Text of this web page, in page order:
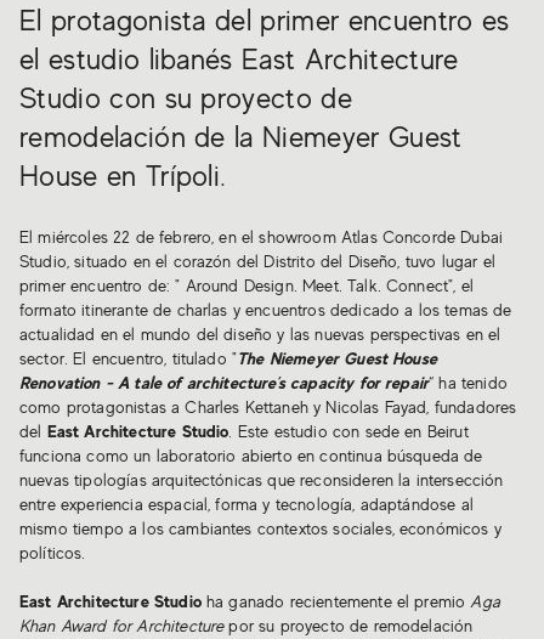
El protagonista del primer encuentro es
el estudio libanés East Architecture
Studio con su proyecto de
remodelación de la Niemeyer Guest
House en Trípoli.
El miércoles 22 de febrero, en el showroom Atlas Concorde Dubai
Studio, situado en el corazón del Distrito del Diseño, tuvo lugar el
primer encuentro de: " Around Design. Meet. Talk. Connect", el
formato itinerante de charlas y encuentros dedicado a los temas de
actualidad en el mundo del diseño y las nuevas perspectivas en el
sector. El encuentro, titulado "The Niemeyer Guest House
Renovation - A tale of architecture’s capacity for repair“ ha tenido
como protagonistas a Charles Kettaneh y Nicolas Fayad, fundadores
del East Architecture Studio . Este estudio con sede en Beirut
funciona como un laboratorio abierto en continua búsqueda de
nuevas tipologías arquitectónicas que reconsideren la intersección
entre experiencia espacial, forma y tecnología, adaptándose al
mismo tiempo a los cambiantes contextos sociales, económicos y
políticos.
East Architecture Studioha ganado recientemente el premio Aga
Khan Award for Architecturepor su proyecto de remodelación